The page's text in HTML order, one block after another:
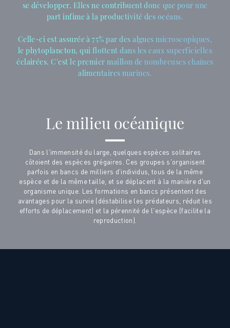
se développer. Elles ne contribuent donc que pour une
part infime à la productivité des océans.
Celle-ci est assurée à 75% par des algues microscopiques,
le phytoplancton, qui flottent dans les eaux superficielles
éclairées. C'est le premier maillon de nombreuses chaînes
alimentaires marines.
Le milieu océanique
Dans l'immensité du large, quelques espèces solitaires
côtoient des espèces grégaires. Ces groupes s'organisent
parfois en bancs de milliers d'individus, tous de la même
espèce et de la même taille, et se déplacent à la manière d'un
organisme unique. Les formations en bancs présentent des
avantages pour la survie (déstabilise les prédateurs, réduit les
efforts de déplacement) et la pérennité de l'espèce (facilite la
reproduction).